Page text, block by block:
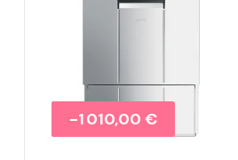
Promo !
-1 010,00 €